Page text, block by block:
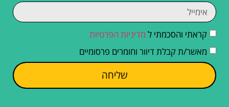
קראתי והסכמתי ל מדיניות הפרטיות
מאשר/ת קבלת דיוור וחומרים פרסומיים
שליחה